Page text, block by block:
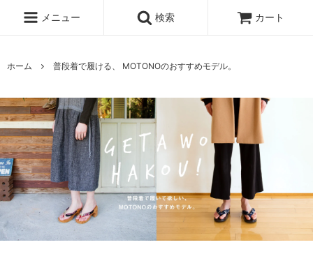
メニュー 検索 カート
ホーム 普段着で履ける、 MOTONOのおすすめモデル。